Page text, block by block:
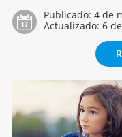
Publicado: 4 de
Actualizado: 6